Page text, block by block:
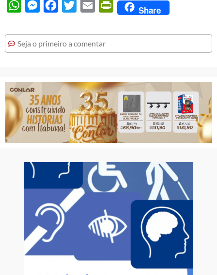
WhatsAppMessengerFacebook
Twitter Email PrintFriendly
Share
Seja o primeiro a comentar